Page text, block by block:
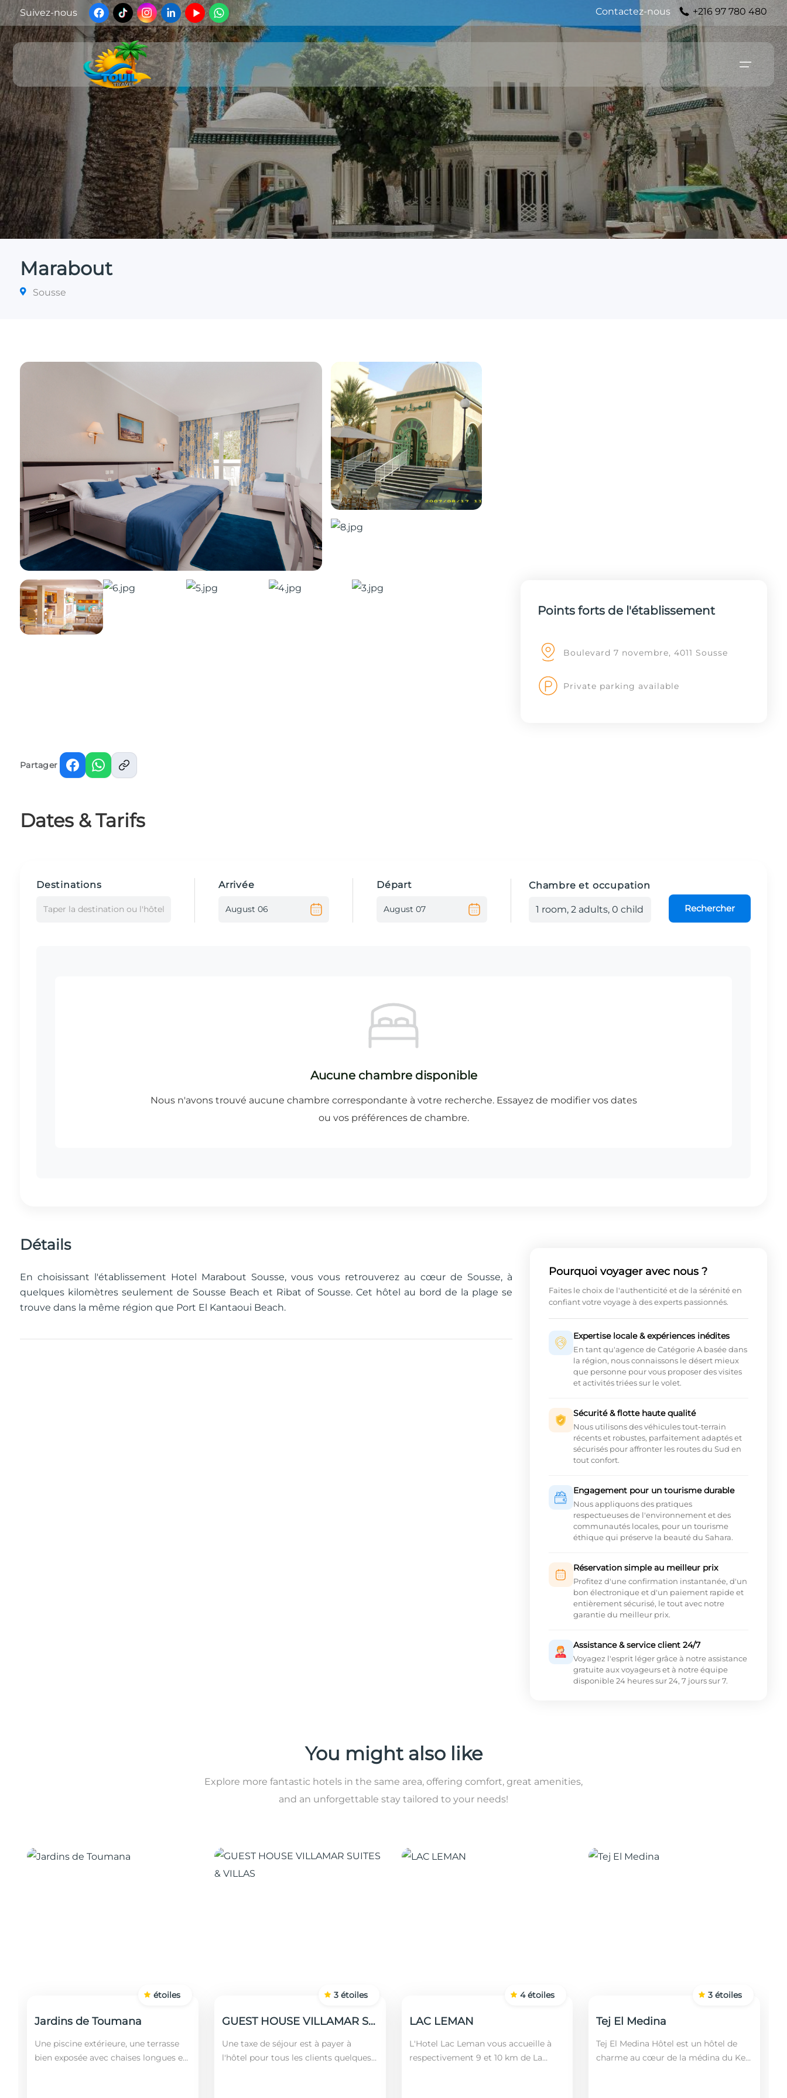
Suivez-nous Contactez-nous +216 97 780 480
Marabout
Sousse
Points forts de l'établissement
Boulevard 7 novembre, 4011 Sousse
Private parking available
Partager
Dates & Tarifs
Destinations
Taper la destination ou l'hôtel
Arrivée Départ Chambre et occupation
1 room, 2 adults, 0 child Rechercher
Détails
En choisissant l'établissement Hotel Marabout Sousse, vous vous retrouverez au cœur de Sousse, à
quelques kilomètres seulement de Sousse Beach et Ribat of Sousse. Cet hôtel au bord de la plage se
trouve dans la même région que Port El Kantaoui Beach.
Pourquoi voyager avec nous ?
Faites le choix de l'authenticité et de la sérénité en
confiant votre voyage à des experts passionnés.
Expertise locale & expériences inédites
En tant qu'agence de Catégorie A basée dans
la région, nous connaissons le désert mieux
que personne pour vous proposer des visites
et activités triées sur le volet.
Sécurité & flotte haute qualité
Nous utilisons des véhicules tout-terrain
récents et robustes, parfaitement adaptés et
sécurisés pour affronter les routes du Sud en
tout confort.
Engagement pour un tourisme durable
Nous appliquons des pratiques
respectueuses de l'environnement et des
communautés locales, pour un tourisme
éthique qui préserve la beauté du Sahara.
Réservation simple au meilleur prix
Profitez d'une confirmation instantanée, d'un
bon électronique et d'un paiement rapide et
entièrement sécurisé, le tout avec notre
garantie du meilleur prix.
Assistance & service client 24/7
Voyagez l'esprit léger grâce à notre assistance
gratuite aux voyageurs et à notre équipe
disponible 24 heures sur 24, 7 jours sur 7.
You might also like
Explore more fantastic hotels in the same area, offering comfort, great amenities,
and an unforgettable stay tailored to your needs!
Jardins de Toumana
Une piscine extérieure, une terrasse
bien exposée avec chaises longues et
étoiles
GUEST HOUSE VILLAMAR SUITES & VILLAS
Une taxe de séjour est à payer à
l'hôtel pour tous les clients quelques
3 étoiles
LAC LEMAN
L'Hotel Lac Leman vous accueille à
respectivement 9 et 10 km de La
4 étoiles
Tej El Medina
Tej El Medina Hôtel est un hôtel de
charme au cœur de la médina du Kef,
3 étoiles